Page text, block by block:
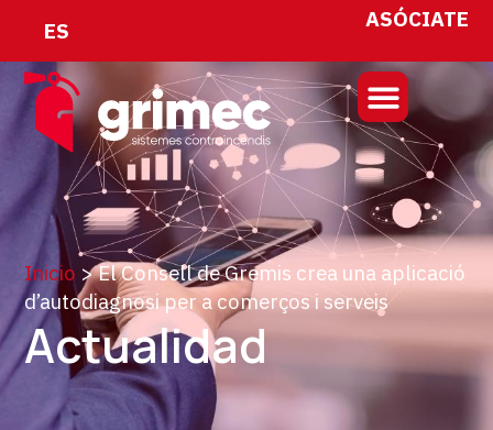
ASÓCIATE
ES
Inicio >El Consell de Gremis crea una aplicació
d’autodiagnosi per a comerços i serveis
Actualidad